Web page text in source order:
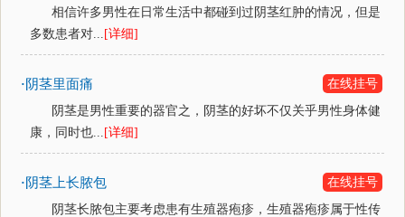
相信许多男性在日常生活中都碰到过阴茎红肿的情况，但是
多数患者对... [详细]
· 阴茎里面痛
在线挂号
阴茎是男性重要的器官之，阴茎的好坏不仅关乎男性身体健
康，同时也... [详细]
· 阴茎上长脓包
在线挂号
阴茎长脓包主要考虑患有生殖器疱疹，生殖器疱疹属于性传